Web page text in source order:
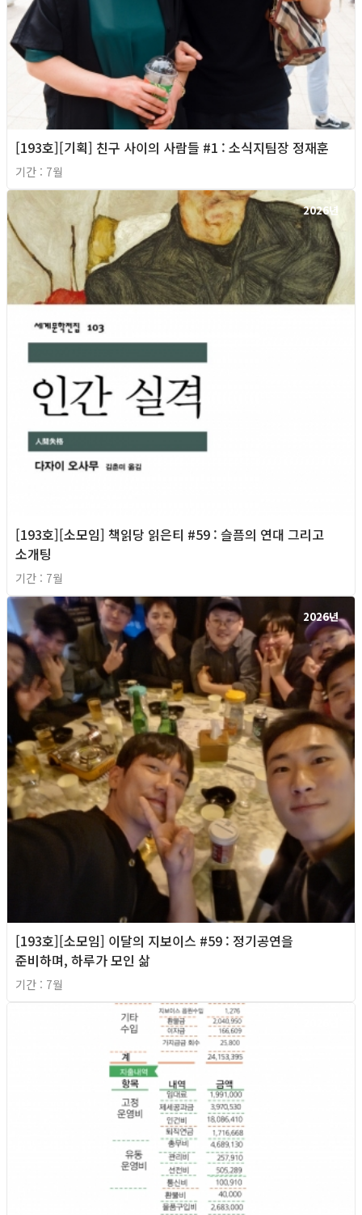
[193호][기획] 친구 사이의 사람들 #1 : 소식지팀장 정재훈
기간 : 7월
2026년
[193호][소모임] 책읽당 읽은티 #59 : 슬픔의 연대 그리고
소개팅
기간 : 7월
2026년
[193호][소모임] 이달의 지보이스 #59 : 정기공연을
준비하며, 하루가 모인 삶
기간 : 7월